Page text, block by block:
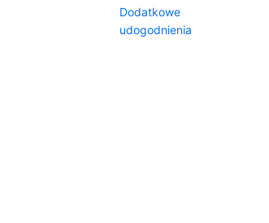
Dodatkowe
udogodnienia